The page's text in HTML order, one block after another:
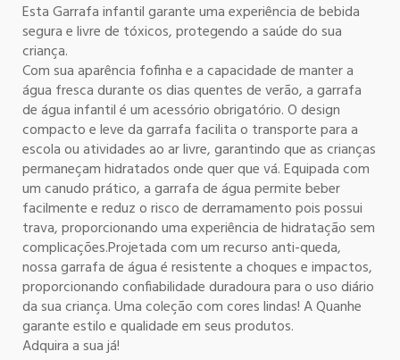
Esta Garrafa infantil garante uma experiência de bebida
segura e livre de tóxicos, protegendo a saúde do sua
criança.
Com sua aparência fofinha e a capacidade de manter a
água fresca durante os dias quentes de verão, a garrafa
de água infantil é um acessório obrigatório. O design
compacto e leve da garrafa facilita o transporte para a
escola ou atividades ao ar livre, garantindo que as crianças
permaneçam hidratados onde quer que vá. Equipada com
um canudo prático, a garrafa de água permite beber
facilmente e reduz o risco de derramamento pois possui
trava, proporcionando uma experiência de hidratação sem
complicações.Projetada com um recurso anti-queda,
nossa garrafa de água é resistente a choques e impactos,
proporcionando confiabilidade duradoura para o uso diário
da sua criança. Uma coleção com cores lindas! A Quanhe
garante estilo e qualidade em seus produtos.
Adquira a sua já!